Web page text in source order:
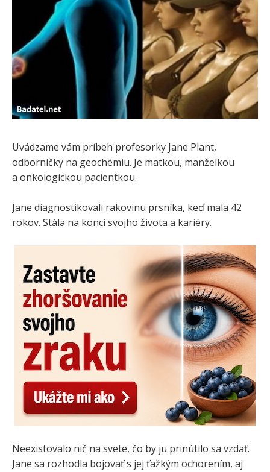
Uvádzame vám príbeh profesorky Jane Plant,
odborníčky na geochémiu. Je matkou, manželkou
a onkologickou pacientkou.
Jane diagnostikovali rakovinu prsníka, keď mala 42
rokov. Stála na konci svojho života a kariéry.
Neexistovalo nič na svete, čo by ju prinútilo sa vzdať.
Jane sa rozhodla bojovať s jej ťažkým ochorením, aj